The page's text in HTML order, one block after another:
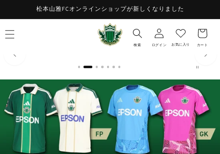
ンツに
進む
松本山雅FCオンラインショップが新しくなりました
検索 ログイン
ロ
グ
イ
お気に入り
お
気
に
入
カート
カ
ー
ト